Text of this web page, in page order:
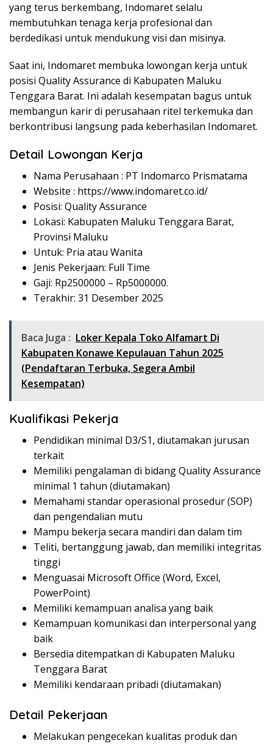
yang terus berkembang, Indomaret selalu
membutuhkan tenaga kerja profesional dan
berdedikasi untuk mendukung visi dan misinya.
Saat ini, Indomaret membuka lowongan kerja untuk
posisi Quality Assurance di Kabupaten Maluku
Tenggara Barat. Ini adalah kesempatan bagus untuk
membangun karir di perusahaan ritel terkemuka dan
berkontribusi langsung pada keberhasilan Indomaret.
Detail Lowongan Kerja
Nama Perusahaan : PT Indomarco Prismatama
Website : https://www.indomaret.co.id/
Posisi: Quality Assurance
Lokasi: Kabupaten Maluku Tenggara Barat,
Provinsi Maluku
Untuk: Pria atau Wanita
Jenis Pekerjaan: Full Time
Gaji: Rp2500000 – Rp5000000.
Terakhir: 31 Desember 2025
Baca Juga : Loker Kepala Toko Alfamart Di
Kabupaten Konawe Kepulauan Tahun 2025
(Pendaftaran Terbuka, Segera Ambil
Kesempatan)
Kualifikasi Pekerja
Pendidikan minimal D3/S1, diutamakan jurusan
terkait
Memiliki pengalaman di bidang Quality Assurance
minimal 1 tahun (diutamakan)
Memahami standar operasional prosedur (SOP)
dan pengendalian mutu
Mampu bekerja secara mandiri dan dalam tim
Teliti, bertanggung jawab, dan memiliki integritas
tinggi
Menguasai Microsoft Office (Word, Excel,
PowerPoint)
Memiliki kemampuan analisa yang baik
Kemampuan komunikasi dan interpersonal yang
baik
Bersedia ditempatkan di Kabupaten Maluku
Tenggara Barat
Memiliki kendaraan pribadi (diutamakan)
Detail Pekerjaan
Melakukan pengecekan kualitas produk dan